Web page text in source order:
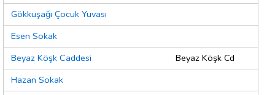
Gökkuşağı Çocuk Yuvası
Esen Sokak
Beyaz Köşk Caddesi
Beyaz Köşk Cd
Hazan Sokak